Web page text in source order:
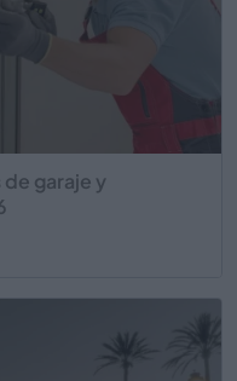
garaje y